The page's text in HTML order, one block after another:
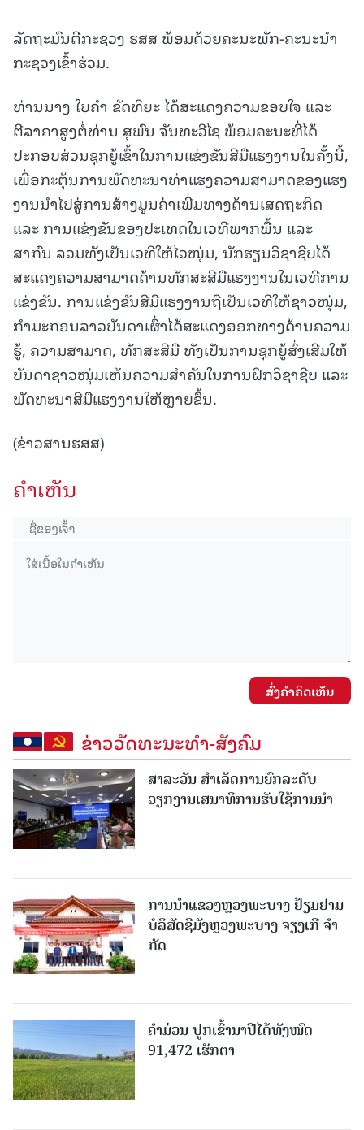
ລັດຖະມົນຕີກະຊວງ ຮສສ ພ້ອມດ້ວຍຄະນະພັກ-ຄະນະນຳ
ກະຊວງເຂົ້າຮ່ວມ.
ທ່ານນາງ ໃບຄຳ ຂັດທິຍະ ໄດ້ສະແດງຄວາມຂອບໃຈ ແລະ
ຕີລາຄາສູງຕໍ່ທ່ານ ສຸພົນ ຈັນທະວີໄຊ ພ້ອມຄະນະທີ່ໄດ້
ປະກອບສ່ວນຊຸກຍູ້ເຂົ້າໃນການແຂ່ງຂັນສີມືແຮງງານໃນຄັ້ງນີ້,
ເພື່ອກະຕຸ້ນການພັດທະນາທ່າແຮງຄວາມສາມາດຂອງແຮງ
ງານນໍາໄປສູ່ການສ້າງມູນຄ່າເພີ່ມທາງດ້ານເສດຖະກິດ
ແລະ ການແຂ່ງຂັນຂອງປະເທດໃນເວທີພາກພື້ນ ແລະ
ສາກົນ ລວມທັງເປັນເວທີໃຫ້ໄວໜຸ່ມ, ນັກຮຽນວິຊາຊີບໄດ້
ສະແດງຄວາມສາມາດດ້ານທັກສະສີມືແຮງງານໃນເວທີການ
ແຂ່ງຂັນ. ການແຂ່ງຂັນສີມືແຮງງານຖືເປັນເວທີໃຫ້ຊາວໜຸ່ມ,
ກຳມະກອນລາວບັນດາເຜົ່າໄດ້ສະແດງອອກທາງດ້ານຄວາມ
ຮູ້, ຄວາມສາມາດ, ທັກສະສີມື ທັງເປັນການຊຸກຍູ້ສົ່ງເສີມໃຫ້
ບັນດາຊາວໜຸ່ມເຫັນຄວາມສຳຄັນໃນການຝຶກວິຊາຊີບ ແລະ
ພັດທະນາສີມືແຮງງານໃຫ້ຫຼາຍຂຶ້ນ.
(ຂ່າວສານຮສສ)
ຄໍາເຫັນ
ສົ່ງຄໍາຄິດເຫັນ
ຂ່າວວັດທະນະທຳ-ສັງຄົມ
ສາລະວັນ ສໍາເລັດການຍົກລະດັບ
ວຽກງານເສນາທິການຮັບໃຊ້ການນໍາ
ການນຳແຂວງຫຼວງພະບາງ ຢ້ຽມ​ຢາມ
ບໍ​ລິ​ສັດຊີມັງຫຼວງພະບາງ ຈຽງເກີ ຈໍາ
ກັດ
ຄໍາມ່ວນ ປູກເຂົ້ານາປີໄດ້ທັງໝົດ
91,472 ເຮັກຕາ